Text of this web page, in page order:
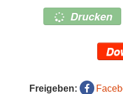
Drucken
Freigeben: